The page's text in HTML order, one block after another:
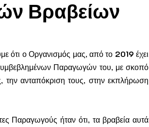
Βραβείων
ότι ο Οργανισμός μας, από το 2019 έχει
Παραγωγών του, με σκοπό
την ανταπόκριση τους, στην εκπλήρωση
Παραγωγούς ήταν ότι, τα βραβεία αυτά